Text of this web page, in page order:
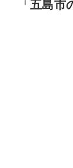
「五島